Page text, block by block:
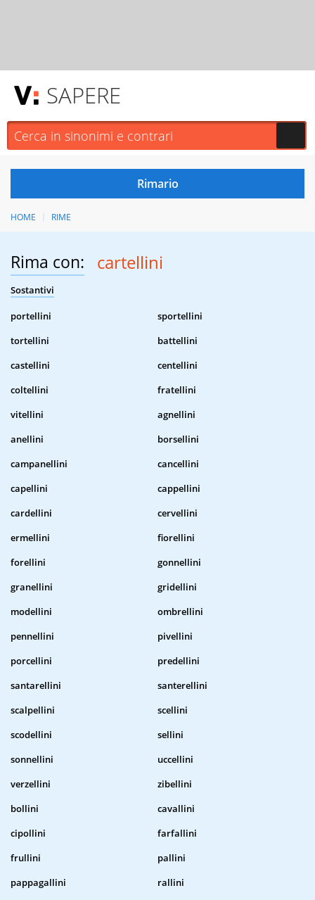
SAPERE
HOME RIME
Rima con: cartellini
Sostantivi
portellini
sportellini
tortellini
battellini
castellini
centellini
coltellini
fratellini
vitellini
agnellini
anellini
borsellini
campanellini
cancellini
capellini
cappellini
cardellini
cervellini
ermellini
fiorellini
forellini
gonnellini
granellini
gridellini
modellini
ombrellini
pennellini
pivellini
porcellini
predellini
santarellini
santerellini
scalpellini
scellini
scodellini
sellini
sonnellini
uccellini
verzellini
zibellini
bollini
cavallini
cipollini
farfallini
frullini
pallini
pappagallini
rallini